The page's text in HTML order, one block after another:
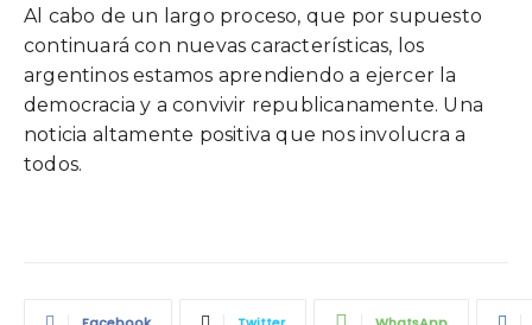
Al cabo de un largo proceso, que por supuesto
continuará con nuevas características, los
argentinos estamos aprendiendo a ejercer la
democracia y a convivir republicanamente. Una
noticia altamente positiva que nos involucra a
todos.